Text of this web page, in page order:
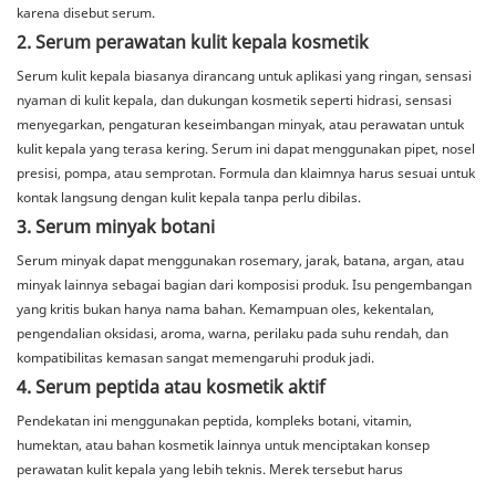
karena disebut serum.
2. Serum perawatan kulit kepala kosmetik
Serum kulit kepala biasanya dirancang untuk aplikasi yang ringan, sensasi
nyaman di kulit kepala, dan dukungan kosmetik seperti hidrasi, sensasi
menyegarkan, pengaturan keseimbangan minyak, atau perawatan untuk
kulit kepala yang terasa kering. Serum ini dapat menggunakan pipet, nosel
presisi, pompa, atau semprotan. Formula dan klaimnya harus sesuai untuk
kontak langsung dengan kulit kepala tanpa perlu dibilas.
3. Serum minyak botani
Serum minyak dapat menggunakan rosemary, jarak, batana, argan, atau
minyak lainnya sebagai bagian dari komposisi produk. Isu pengembangan
yang kritis bukan hanya nama bahan. Kemampuan oles, kekentalan,
pengendalian oksidasi, aroma, warna, perilaku pada suhu rendah, dan
kompatibilitas kemasan sangat memengaruhi produk jadi.
4. Serum peptida atau kosmetik aktif
Pendekatan ini menggunakan peptida, kompleks botani, vitamin,
humektan, atau bahan kosmetik lainnya untuk menciptakan konsep
perawatan kulit kepala yang lebih teknis. Merek tersebut harus